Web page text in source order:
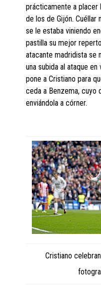
prácticamente a placer
de los de Gijón. Cuéllar
se le estaba viniendo
pastilla su mejor
atacante madridista se
una subida al ataque
pone a Cristiano para
ceda a Benzema, cuyo
enviándola a córner.
Cristiano